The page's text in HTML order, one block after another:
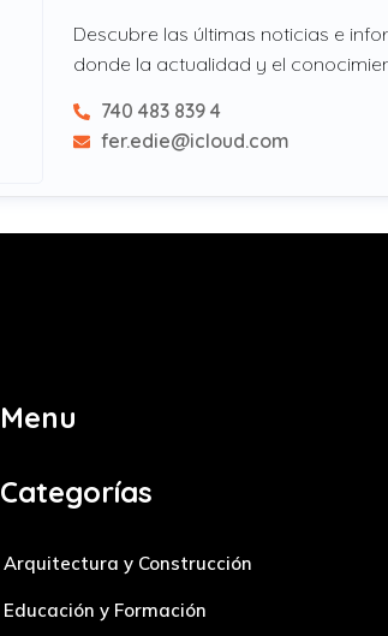
Descubre las últimas noticias e
donde la actualidad y el
740 483 839 4
fer.edie@icloud.com
Menu
Categorías
Arquitectura y Construcción
Educación y Formación